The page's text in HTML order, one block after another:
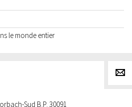
le monde entier
Sud B.P. 30091
g